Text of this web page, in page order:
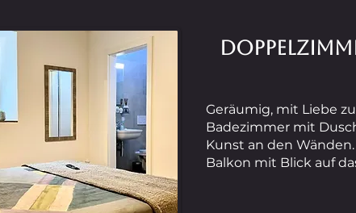
Geräumig, mit Liebe
Badezimmer mit
Kunst an den
Balkon mit Blick auf